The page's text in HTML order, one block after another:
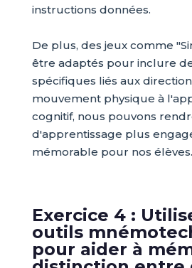
instructions données.
De plus, des jeux comme
être adaptés pour inclure
spécifiques liés aux
mouvement physique à
cognitif, nous pouvons
d'apprentissage plus
mémorable pour nos élèves.
Exercice 4 :
outils
pour aider à